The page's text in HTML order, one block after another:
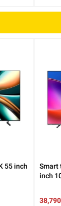
điểm ảnh,
ượng tr ên màn
ân gi
55 inch
Smart
inch